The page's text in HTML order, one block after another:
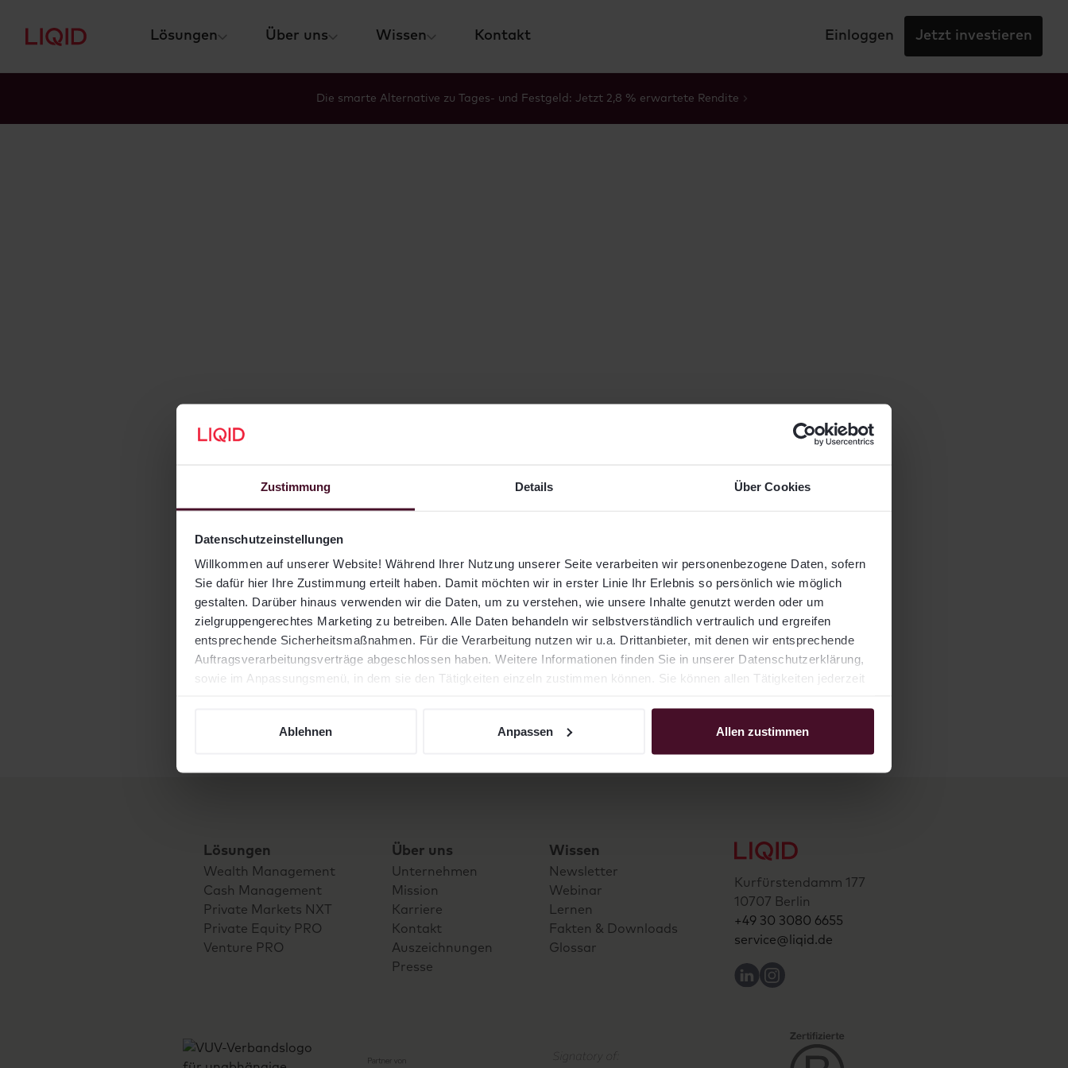
Zustimmung Details Über Cookies
Datenschutzeinstellungen
Willkommen auf unserer Website! Während Ihrer Nutzung unserer Seite verarbeiten wir personenbezogene Daten, sofern
Sie dafür hier Ihre Zustimmung erteilt haben. Damit möchten wir in erster Linie Ihr Erlebnis so persönlich wie möglich
gestalten. Darüber hinaus verwenden wir die Daten, um zu verstehen, wie unsere Inhalte genutzt werden oder um
zielgruppengerechtes Marketing zu betreiben. Alle Daten behandeln wir selbstverständlich vertraulich und ergreifen
entsprechende Sicherheitsmaßnahmen. Für die Verarbeitung nutzen wir u.a. Drittanbieter, mit denen wir entsprechende
Auftragsverarbeitungsverträge abgeschlossen haben. Weitere Informationen finden Sie in unserer Datenschutzerklärung,
sowie im Anpassungsmenü, in dem sie den Tätigkeiten einzeln zustimmen können. Sie können allen Tätigkeiten jederzeit
Ablehnen Anpassen Allen zustimmen
Lösungen Über uns Wissen Kontakt Einloggen Jetzt investieren
Die smarte Alternative zu Tages- und Festgeld: Jetzt 2,8 % erwartete Rendite
Zurück zum Glossar
Tracking Error
Der Tracking Error ist ein Maß für die Abweichung der Wertentwicklung
einesInvestmentfonds von seinerBenchmark(also desIndex, an dem er
sich misst). Ein niedriger Tracking Error steht für eine Wertentwicklung
nahe der Benchmark. Ein hoher Tracking Error steht für eine
durchschnittliche starke Abweichung von dieser Benchmark – im
Positiven wie im Negativen.
Lösungen
Wealth Management
Cash Management
Private Markets NXT
Private Equity PRO
Venture PRO
Über uns
Unternehmen
Mission
Karriere
Kontakt
Auszeichnungen
Presse
Wissen
Newsletter
Webinar
Lernen
Fakten & Downloads
Glossar
Kurfürstendamm 177
10707 Berlin
+49 30 3080 6655
service@liqid.de